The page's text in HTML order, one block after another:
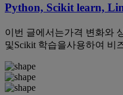
Python, Scikit learn,
이번 글에서는가격 변화와
및Scikit 학습을사용하여 비